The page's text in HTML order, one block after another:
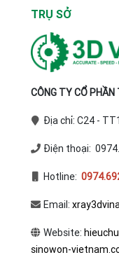
TRỤ SỞ
CÔNG TY CỔ
Địa chỉ: C24 -
Điện thoại:
Hotline:
Email:
Website:
sinowon-